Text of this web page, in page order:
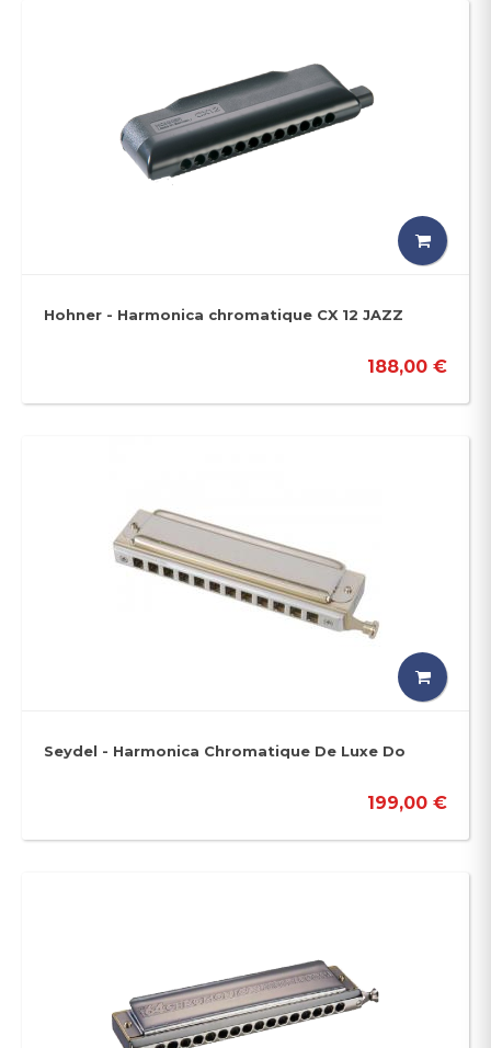
Hohner - Harmonica chromatique CX 12 JAZZ
188,00 €
Seydel - Harmonica Chromatique De Luxe Do
199,00 €